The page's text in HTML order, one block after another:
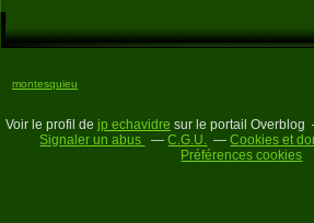
montesquieu
Voir le profil de jp echavidre sur le portail Overblog
Signaler un abus
C.G.U.
Cookies et
Préférences cookies